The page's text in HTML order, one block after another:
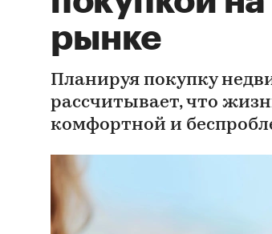
рынке
Планируя покупку
рассчитывает, что
комфортной и